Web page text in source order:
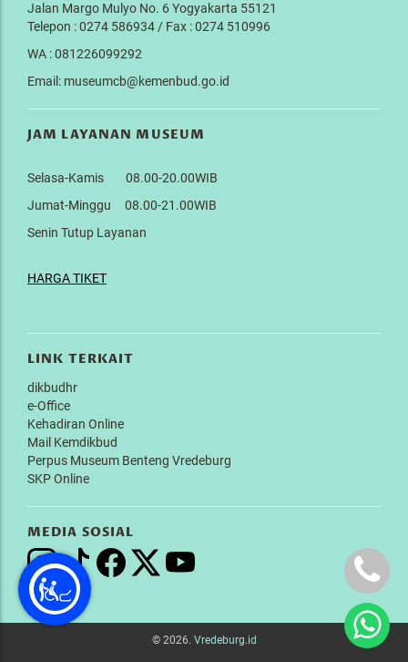
Jalan Margo Mulyo No. 6 Yogyakarta 55121
Telepon : 0274 586934 / Fax : 0274 510996
WA : 081226099292
Email: museumcb@kemenbud.go.id
JAM LAYANAN MUSEUM
Selasa-Kamis 08.00-20.00WIB
Jumat-Minggu 08.00-21.00WIB
Senin Tutup Layanan
HARGA TIKET
LINK TERKAIT
dikbudhr
e-Office
Kehadiran Online
Mail Kemdikbud
Perpus Museum Benteng Vredeburg
SKP Online
MEDIA SOSIAL
© 2026. Vredeburg.id